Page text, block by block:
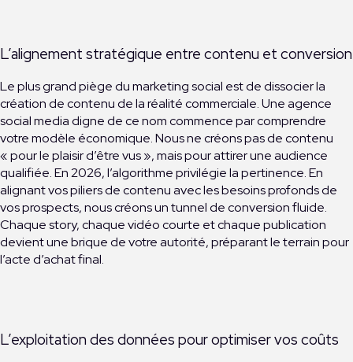
L’alignement stratégique entre contenu et conversion
Le plus grand piège du marketing social est de dissocier la
création de contenu de la réalité commerciale. Une agence
social media digne de ce nom commence par comprendre
votre modèle économique. Nous ne créons pas de contenu
« pour le plaisir d’être vus », mais pour attirer une audience
qualifiée. En 2026, l’algorithme privilégie la pertinence. En
alignant vos piliers de contenu avec les besoins profonds de
vos prospects, nous créons un tunnel de conversion fluide.
Chaque story, chaque vidéo courte et chaque publication
devient une brique de votre autorité, préparant le terrain pour
l’acte d’achat final.
L’exploitation des données pour optimiser vos coûts